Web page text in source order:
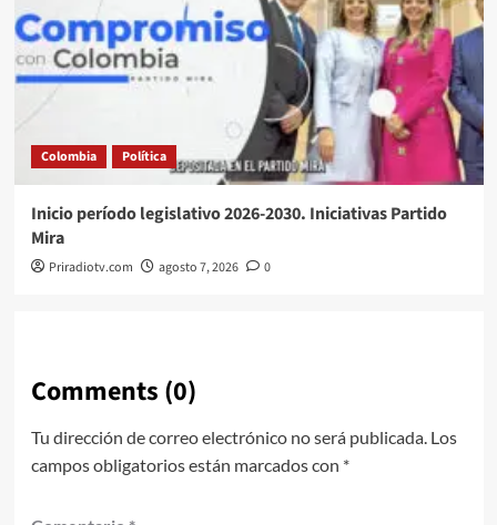
Colombia Política
Inicio período legislativo 2026-2030. Iniciativas Partido
Mira
Priradiotv.com agosto 7, 2026 0
Comments (0)
Tu dirección de correo electrónico no será publicada. Los
campos obligatorios están marcados con *